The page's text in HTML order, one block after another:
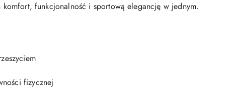
funkcjonalność i sportową elegancję w jednym.
fizycznej